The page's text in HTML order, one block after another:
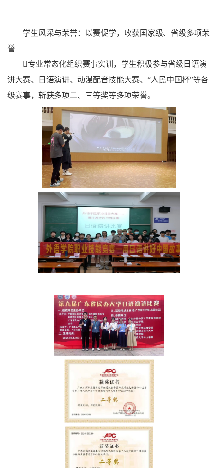
学生风采与荣誉：以赛促学，收获国家级、省级多项荣
誉
专业常态化组织赛事实训，学生积极参与省级日语演
讲大赛、日语演讲、动漫配音技能大赛、“人民中国杯”等各
级赛事，斩获多项二、三等奖等多项荣誉。